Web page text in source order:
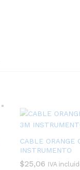
CABLE ORANGE
INSTRUMENTO
$25,06 IVA